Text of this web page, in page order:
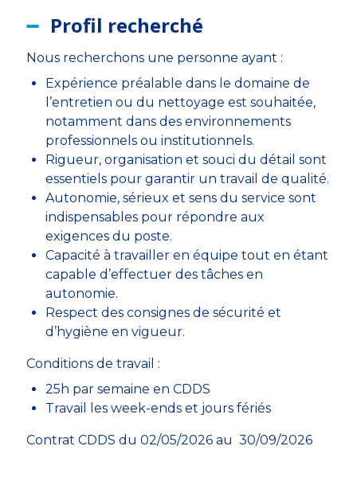
Profil recherché
Nous recherchons une personne ayant :
Expérience préalable dans le domaine de
l’entretien ou du nettoyage est souhaitée,
notamment dans des environnements
professionnels ou institutionnels.
Rigueur, organisation et souci du détail sont
essentiels pour garantir un travail de qualité.
Autonomie, sérieux et sens du service sont
indispensables pour répondre aux
exigences du poste.
Capacité à travailler en équipe tout en étant
capable d’effectuer des tâches en
autonomie.
Respect des consignes de sécurité et
d’hygiène en vigueur.
Conditions de travail :
25h par semaine en CDDS
Travail les week-ends et jours fériés
Contrat CDDS du 02/05/2026 au 30/09/2026